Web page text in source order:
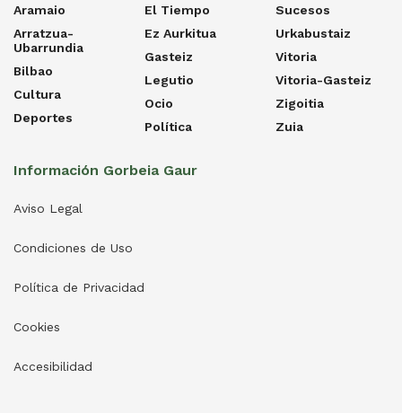
Aramaio
Arratzua-
Ubarrundia
Bilbao
Cultura
Deportes
El Tiempo
Ez Aurkitua
Gasteiz
Legutio
Ocio
Política
Sucesos
Urkabustaiz
Vitoria
Vitoria-Gasteiz
Zigoitia
Zuia
Información Gorbeia Gaur
Aviso Legal
Condiciones de Uso
Política de Privacidad
Cookies
Accesibilidad